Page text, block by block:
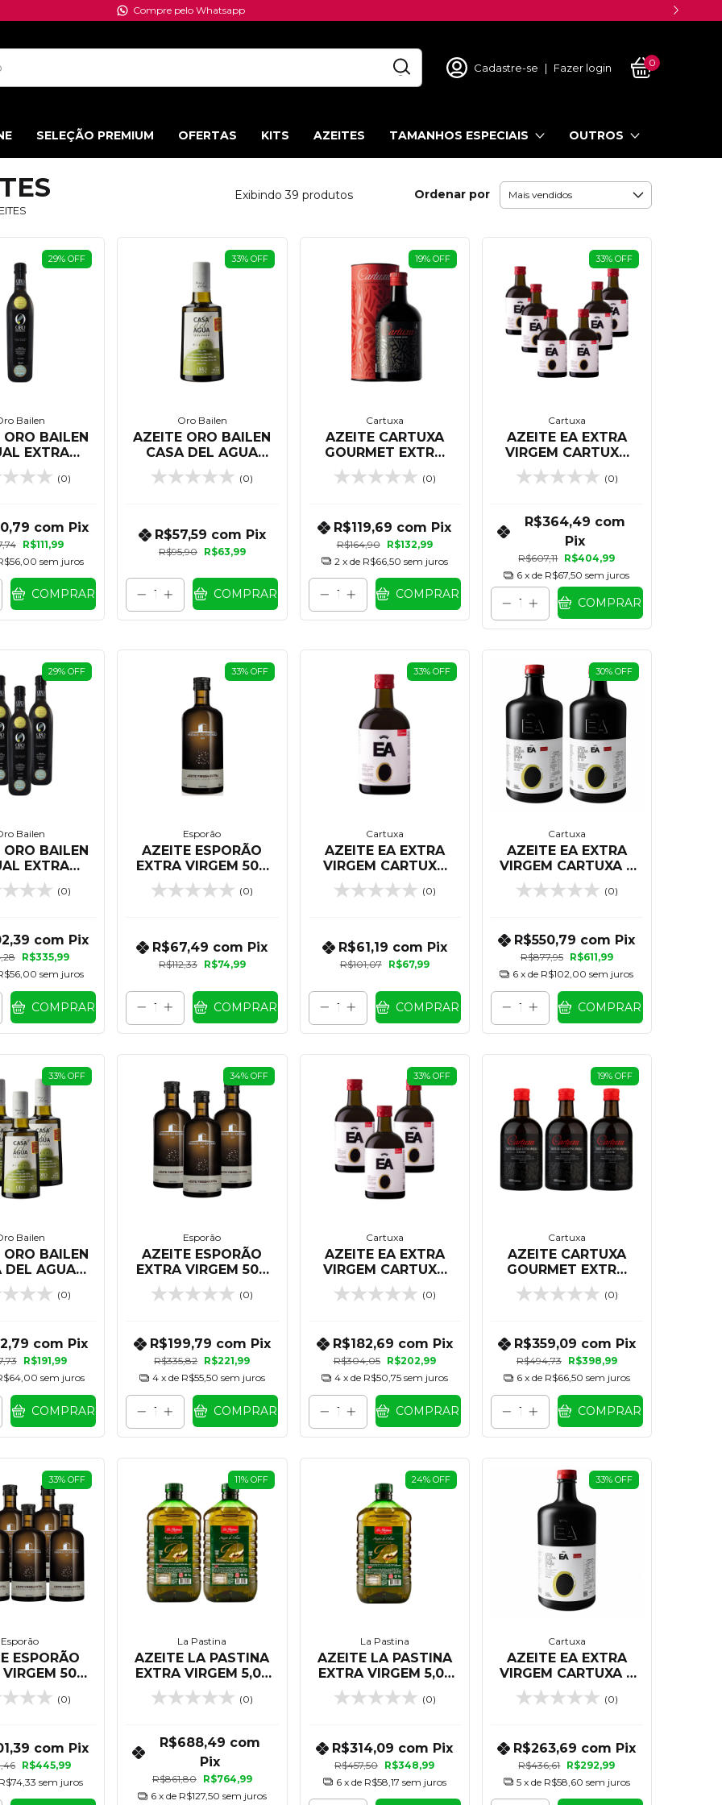
Desconto de 10% para pagamento via PIX
Cadastre-se | Fazer login 0
SELEÇÃO PREMIUM OFERTAS KITS AZEITES TAMANHOS ESPECIAIS OUTROS
Exibindo 39 produtos Ordenar por
29%OFF
Bailen
BAILEN
EXTRA
500 ML
(0)
R$111,99
com Pix
sem juros
COMPRAR
33% OFF
Oro Bailen
AZEITE ORO BAILEN
CASA DEL AGUA
EXTRA VIRGEM 500
ML
(0)
R$95,90 R$63,99
R$57,59 com Pix
COMPRAR
19% OFF
Cartuxa
AZEITE CARTUXA
GOURMET EXTRA
VIRGEM 500 ML
(0)
R$164,90 R$132,99
R$119,69 com Pix
2 x de R$66,50 sem juros
COMPRAR
33% OFF
Cartuxa
AZEITE EA EXTRA
VIRGEM CARTUXA
500 ML - KIT 06
UNIDADES
(0)
R$607,11 R$404,99
R$364,49 com
Pix
6 x de R$67,50 sem juros
COMPRAR
29%OFF
Bailen
BAILEN
EXTRA
500 ML -
UNIDADES
(0)
R$335,99
com Pix
sem juros
COMPRAR
33% OFF
Esporão
AZEITE ESPORÃO
EXTRA VIRGEM 500
ML
(0)
R$112,33 R$74,99
R$67,49 com Pix
COMPRAR
33% OFF
Cartuxa
AZEITE EA EXTRA
VIRGEM CARTUXA
500 ML
(0)
R$101,07 R$67,99
R$61,19 com Pix
COMPRAR
30% OFF
Cartuxa
AZEITE EA EXTRA
VIRGEM CARTUXA 3
LITROS - KIT 02
UNIDADES
(0)
R$877,95 R$611,99
R$550,79 com Pix
6 x de R$102,00 sem juros
COMPRAR
33%OFF
Bailen
BAILEN
DEL AGUA
VIRGEM 500
- KIT 03(0)
R$191,99
com Pix
sem juros
COMPRAR
34% OFF
Esporão
AZEITE ESPORÃO
EXTRA VIRGEM 500
ML - KIT 03
UNIDADES
(0)
R$335,82 R$221,99
R$199,79 com Pix
4 x de R$55,50 sem juros
COMPRAR
33% OFF
Cartuxa
AZEITE EA EXTRA
VIRGEM CARTUXA
500 ML - KIT 03
UNIDADES
(0)
R$304,05 R$202,99
R$182,69 com Pix
4 x de R$50,75 sem juros
COMPRAR
19% OFF
Cartuxa
AZEITE CARTUXA
GOURMET EXTRA
VIRGEM 500 ML -
KIT 03 UNIDADES
(0)
R$494,73 R$398,99
R$359,09 com Pix
6 x de R$66,50 sem juros
COMPRAR
33%OFF
Esporão
ESPORÃO
VIRGEM 500
- KIT 06
(0)
R$445,99
com Pix
R$74,33 sem juros
11% OFF
La Pastina
AZEITE LA PASTINA
EXTRA VIRGEM 5,05
LITROS - KIT 02
UNIDADES
(0)
R$861,80 R$764,99
R$688,49 com
Pix
6 x de R$127,50 sem juros
24% OFF
La Pastina
AZEITE LA PASTINA
EXTRA VIRGEM 5,05
LITROS
(0)
R$457,50 R$348,99
R$314,09 com Pix
6 x de R$58,17 sem juros
33% OFF
Cartuxa
AZEITE EA EXTRA
VIRGEM CARTUXA 3
LITROS
(0)
R$436,61 R$292,99
R$263,69 com Pix
5 x de R$58,60 sem juros